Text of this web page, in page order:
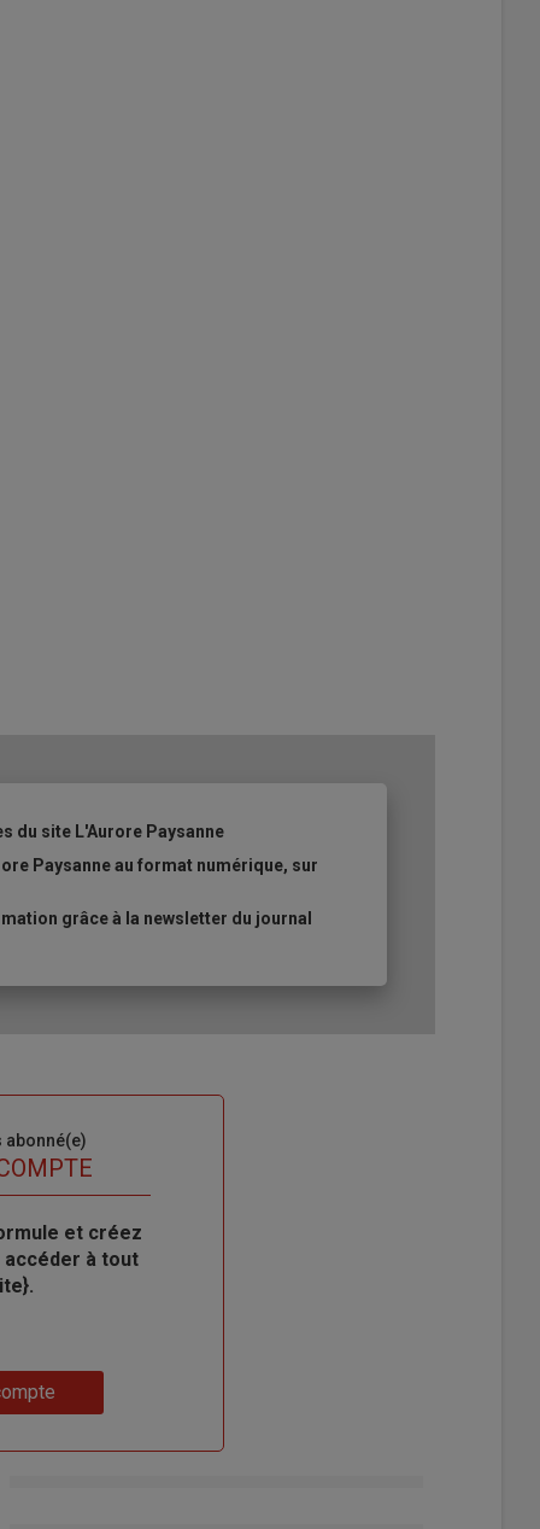
du site L'Aurore Paysanne
Paysanne au format numérique, sur
grâce à la newsletter du journal
abonné(e)
et créez
à tout